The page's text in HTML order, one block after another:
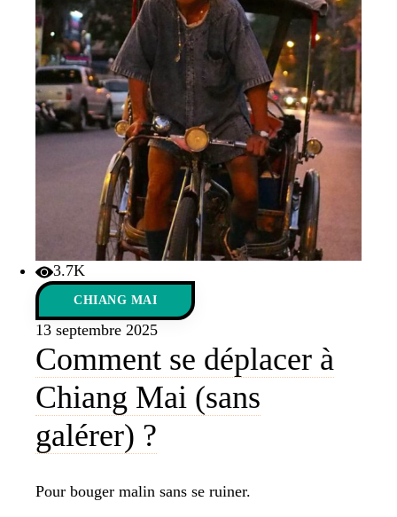
3.7K
CHIANG MAI
13 septembre 2025
Comment se déplacer à
Chiang Mai (sans
galérer) ?
Pour bouger malin sans se ruiner.